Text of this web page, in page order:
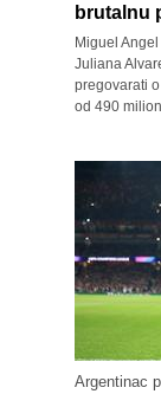
brutalnu
Miguel
Juliana
pregovarati
od 490
Argentinac